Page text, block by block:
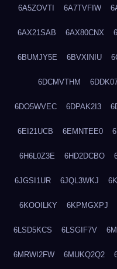
6A5ZOVTI 6A7TVFIW
6AX21SAB 6AX80CNX
6BUMJY5E 6BVXINIU
6DCMVTHM
6DO5WVEC 6DPAK2I3
6EI21UCB 6EMNTEE0
6H6L0Z3E 6HD2DCBO
6JGSI1UR 6JQL3WKJ
6KOOILKY 6KPMGXPJ
6LSD5KCS 6LSGIF7V
6MRWI2FW 6MUKQ2Q2